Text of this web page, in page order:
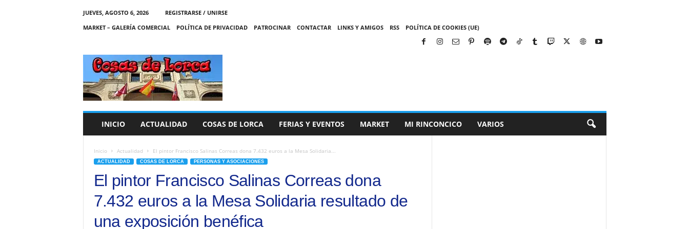
JUEVES, AGOSTO 6, 2026
REGISTRARSE / UNIRSE
MARKET – GALERÍA COMERCIAL
POLÍTICA DE PRIVACIDAD PATROCINAR CONTACTAR LINKS Y AMIGOS RSS POLÍTICA DE COOKIES (UE)
C
A
S
INICIO ACTUALIDAD COSAS DE LORCA FERIAS Y EVENTOS MARKET MI RINCONCICO VARIOS
Inicio Actualidad El pintor Francisco Salinas Correas dona 7.432 euros a la Mesa Solidaria...
ACTUALIDAD COSAS DE LORCA PERSONAS Y ASOCIACIONES
El pintor Francisco Salinas Correas dona
7.432 euros a la Mesa Solidaria resultado de
una exposición benéfica